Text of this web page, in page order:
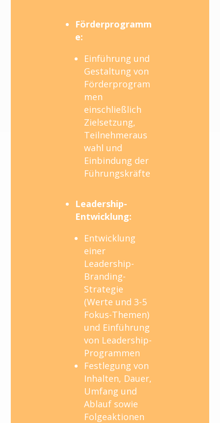
Förderprogramm
e:
Einführung und
Gestaltung von
Förderprogram
men
einschließlich
Zielsetzung,
Teilnehmeraus
wahl und
Einbindung der
Führungskräfte
Leadership-
Entwicklung:
Entwicklung
einer
Leadership-
Branding-
Strategie
(Werte und 3-5
Fokus-Themen)
und Einführung
von Leadership-
Programmen
Festlegung von
Inhalten, Dauer,
Umfang und
Ablauf sowie
Folgeaktionen